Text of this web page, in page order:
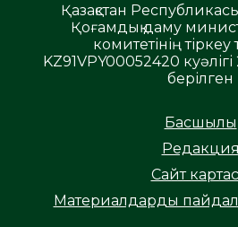
Қазақстан
Қоғамдық даму
комитетінің
KZ91VPY00052420
берілген
Басшылық
Редакция
Сайт
Материалдарды